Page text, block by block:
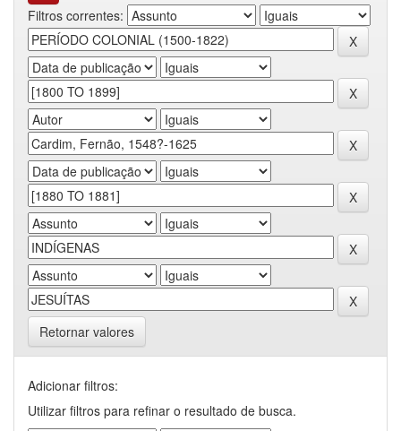
Filtros correntes:
Retornar valores
Adicionar filtros:
Utilizar filtros para refinar o resultado de busca.